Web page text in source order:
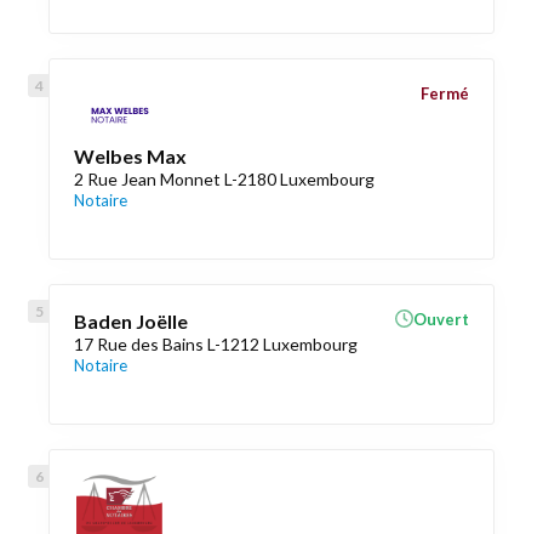
Welbes Max
2 Rue Jean Monnet L-2180 Luxembourg
Notaire
Fermé
Baden Joëlle
17 Rue des Bains L-1212 Luxembourg
Notaire
Ouvert